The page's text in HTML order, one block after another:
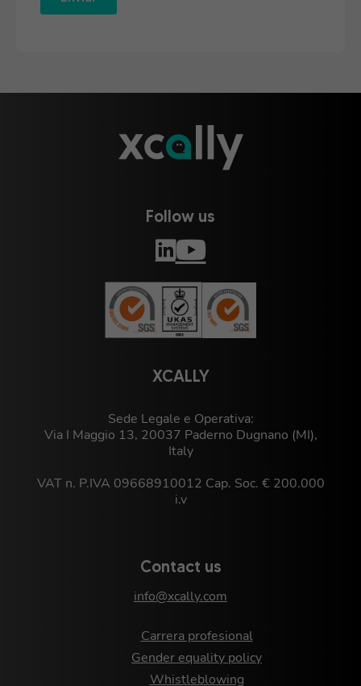
XCALLY
Sede Legale e Operativa:
Via I Maggio 13, 20037 Paderno Dugnano (MI),
Italy
VAT n. P.IVA 09668910012 Cap. Soc. € 200.000
i.v
Contact us
info@xcally.com
Carrera profesional
Gender equality policy
Whistleblowing
Follow us